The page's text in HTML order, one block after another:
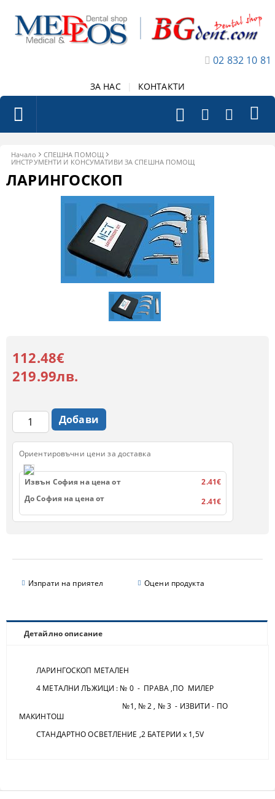
02 832 10 81
ЗА НАС КОНТАКТИ
Начало
СПЕШНА ПОМОЩ
ИНСТРУМЕНТИ И КОНСУМАТИВИ ЗА СПЕШНА ПОМОЩ
ЛАРИНГОСКОП
Изпрати на приятел Оцени продукта
112.48€
219.99лв.
Ориентировъчни цени за доставка
Извън София на цена от
2.41€
До София на цена от
2.41€
Детайлно описание
ЛАРИНГОСКОП МЕТАЛЕН
4 МЕТАЛНИ ЛЪЖИЦИ : № 0 - ПРАВА ,ПО МИЛЕР
№1, № 2 , № 3 - ИЗВИТИ - ПО
МАКИНТОШ
СТАНДАРТНО ОСВЕТЛЕНИЕ ,2 БАТЕРИИ х 1,5V